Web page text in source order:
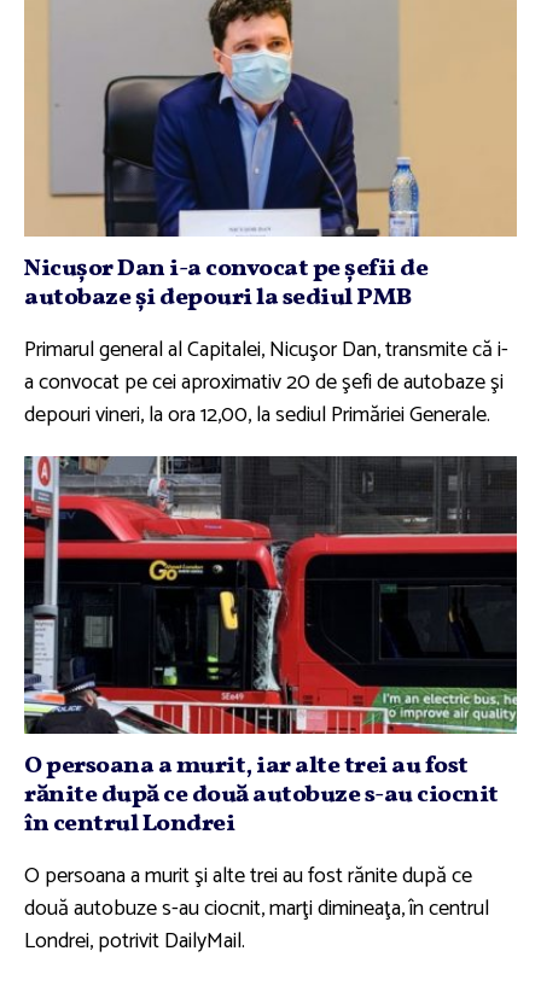
Nicuşor Dan i-a convocat pe şefii de
autobaze şi depouri la sediul PMB
Primarul general al Capitalei, Nicuşor Dan, transmite că i-
a convocat pe cei aproximativ 20 de şefi de autobaze şi
depouri vineri, la ora 12,00, la sediul Primăriei Generale.
O persoana a murit, iar alte trei au fost
rănite după ce două autobuze s-au ciocnit
în centrul Londrei
O persoana a murit şi alte trei au fost rănite după ce
două autobuze s-au ciocnit, marţi dimineaţa, în centrul
Londrei, potrivit DailyMail.